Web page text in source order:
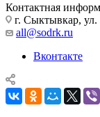
Контактная
г. Сыктывкар,
all@sodrk.ru
Вконтакте